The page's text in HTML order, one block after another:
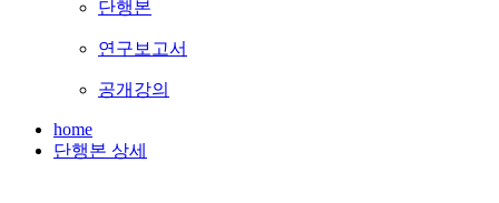
단행본
연구보고서
공개강의
home
단행본 상세